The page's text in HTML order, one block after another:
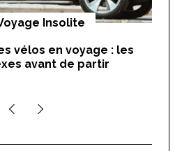
Insolite
vélos en voyage : les
avant de partir